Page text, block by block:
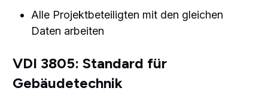
Alle Projektbeteiligten mit den gleichen
Daten arbeiten
VDI 3805: Standard für
Gebäudetechnik